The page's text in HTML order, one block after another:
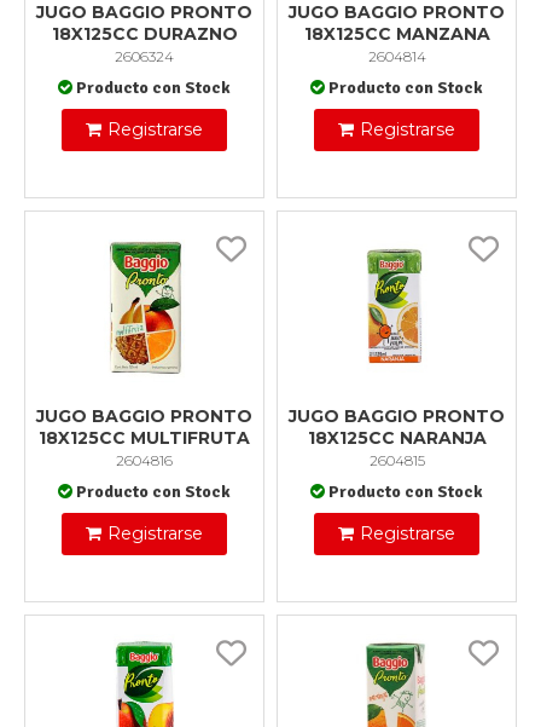
JUGO BAGGIO PRONTO
18X125CC DURAZNO
2606324
Producto con Stock
Registrarse
JUGO BAGGIO PRONTO
18X125CC MANZANA
2604814
Producto con Stock
Registrarse
JUGO BAGGIO PRONTO
18X125CC MULTIFRUTA
2604816
Producto con Stock
Registrarse
JUGO BAGGIO PRONTO
18X125CC NARANJA
2604815
Producto con Stock
Registrarse